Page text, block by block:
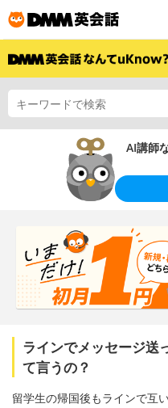
AI講師
ラインでメッセージ送
て言うの？
留学生の帰国後もラインで互